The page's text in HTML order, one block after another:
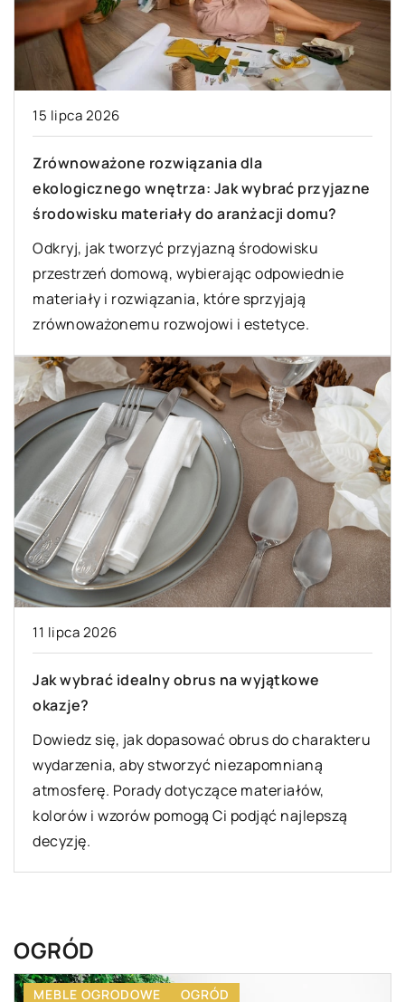
15 lipca 2026
Zrównoważone rozwiązania dla
ekologicznego wnętrza: Jak wybrać przyjazne
środowisku materiały do aranżacji domu?
Odkryj, jak tworzyć przyjazną środowisku
przestrzeń domową, wybierając odpowiednie
materiały i rozwiązania, które sprzyjają
zrównoważonemu rozwojowi i estetyce.
11 lipca 2026
Jak wybrać idealny obrus na wyjątkowe
okazje?
Dowiedz się, jak dopasować obrus do charakteru
wydarzenia, aby stworzyć niezapomnianą
atmosferę. Porady dotyczące materiałów,
kolorów i wzorów pomogą Ci podjąć najlepszą
decyzję.
OGRÓD
MEBLE OGRODOWE OGRÓD